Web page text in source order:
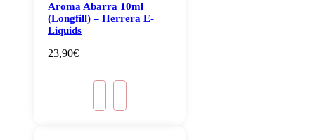
Aroma Abarra 10ml
(Longfill) – Herrera E-
Liquids
23,90€